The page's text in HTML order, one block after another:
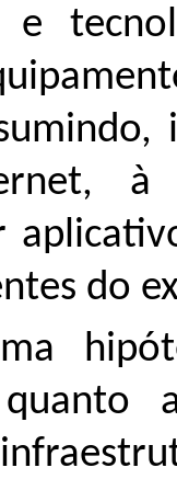
e
à
do